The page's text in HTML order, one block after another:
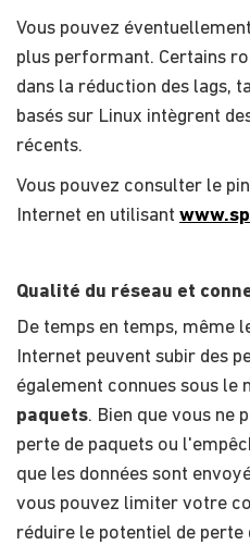
Vous pouvez
plus performant. Certains
dans la réduction des lags,
basés sur Linux intègrent
récents.
Vous pouvez consulter le
Internet en utilisant
Qualité du réseau et
De temps en temps, même
Internet peuvent subir des
également connues sous le
paquets. Bien que vous ne
perte de paquets ou
que les données sont
vous pouvez limiter votre
réduire le potentiel de perte